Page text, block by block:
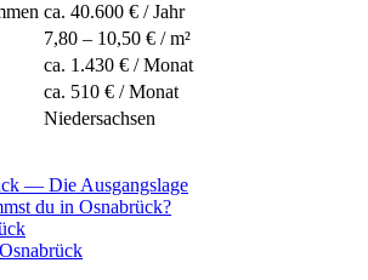
ca. 40.600 € / Jahr
7,80 – 10,50 € / m²
ca. 1.430 € / Monat
ca. 510 € / Monat
Niedersachsen
— Die Ausgangslage
du in Osnabrück?